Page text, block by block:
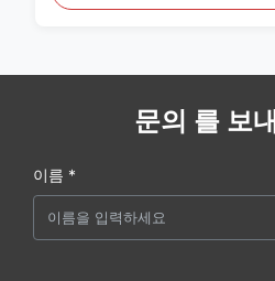
문의 를 보
이름 *